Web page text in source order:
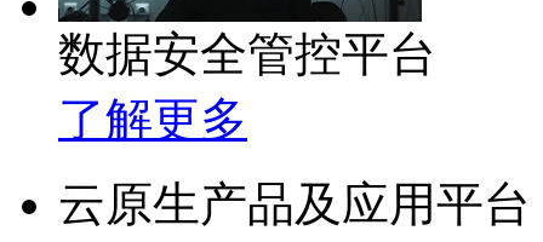
数据安全管控平台
了解更多
云原生产品及应用平台